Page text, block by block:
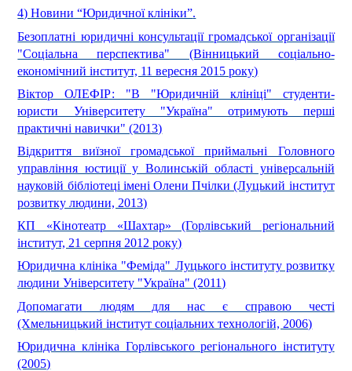
4)Новини “Юридичної клініки”.
Безоплатні юридичні консультації громадської організації
"Соціальна перспектива" (Вінницький соціально-
економічний інститут, 11 вересня 2015 року)
Віктор ОЛЕФІР: "В "Юридичній клініці" студенти-
юристи Університету "Україна" отримують перші
практичні навички" (2013)
Відкриття виїзної громадської приймальні Головного
управління юстиції у Волинській області універсальній
науковій бібліотеці імені Олени Пчілки (Луцький інститут
розвитку людини, 2013)
КП «Кінотеатр «Шахтар» (Горлівський регіональний
інститут, 21 серпня 2012 року)
Юридична клініка "Феміда" Луцького інституту розвитку
людини Університету "Україна" (2011)
Допомагати людям для нас є справою честі
(Хмельницький інститут соціальних технологій, 2006)
Юридична клініка Горлівського регіонального інституту
(2005)